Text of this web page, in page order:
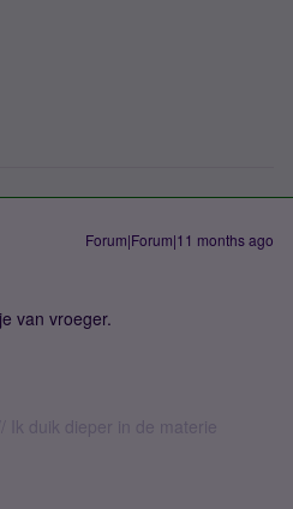
Forum|Forum|11 months ago
van vroeger.
Ik duik dieper in de materie